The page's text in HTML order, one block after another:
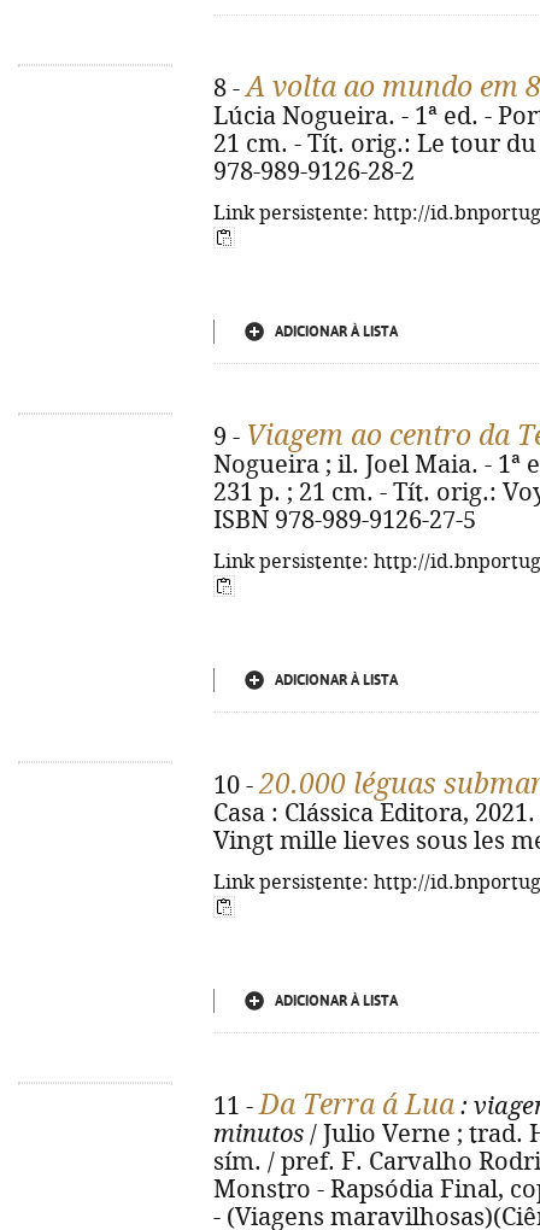
8 -A volta ao mundo em
Lúcia Nogueira. - 1ª ed. -
21 cm. - Tít. orig.: Le tour
978-989-9126-28-2
Link persistente: http://
ADICIONAR À LISTA
9 - Viagem ao centro da
Nogueira ; il. Joel Maia. - 1ª
231 p. ; 21 cm. - Tít. orig.:
ISBN 978-989-9126-27-5
Link persistente: http://
ADICIONAR À LISTA
10 -20.000 léguas
Casa : Clássica Editora,
Vingt mille lieves sous les
Link persistente: http://
ADICIONAR À LISTA
11 -Da Terra á Lua :
minutos / Julio Verne ; trad.
sím. / pref. F. Carvalho
Monstro - Rapsódia Final,
- (Viagens